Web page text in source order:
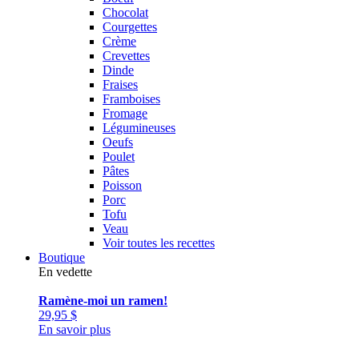
Chocolat
Courgettes
Crème
Crevettes
Dinde
Fraises
Framboises
Fromage
Légumineuses
Oeufs
Poulet
Pâtes
Poisson
Porc
Tofu
Veau
Voir toutes les recettes
Boutique
En vedette
Ramène-moi un ramen!
29,95 $
En savoir plus